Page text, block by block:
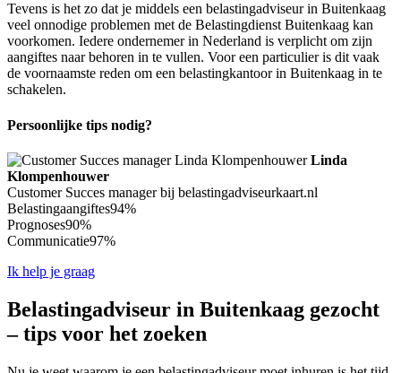
Tevens is het zo dat je middels een belastingadviseur in Buitenkaag
veel onnodige problemen met de Belastingdienst Buitenkaag kan
voorkomen. Iedere ondernemer in Nederland is verplicht om zijn
aangiftes naar behoren in te vullen. Voor een particulier is dit vaak
de voornaamste reden om een belastingkantoor in Buitenkaag in te
schakelen.
Persoonlijke tips nodig?
Linda
Klompenhouwer
Customer Succes manager bij belastingadviseurkaart.nl
Belastingaangiftes94%
Prognoses90%
Communicatie97%
Ik help je graag
Belastingadviseur in Buitenkaag gezocht
– tips voor het zoeken